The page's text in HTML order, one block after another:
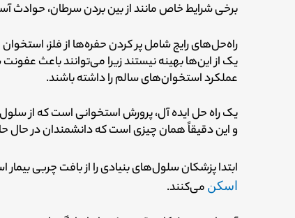
برخی شرایط خاص مانند از بین بردن سرطان، حوادث
راه‌حل‌های رایج شامل پر کردن حفره‌ها از فلز،
یک از این‌ها بهینه نیستند زیرا می‌توانند باعث
عملکرد استخوان‌های سالم را داشته باشند.
یک راه حل ایده آل، پرورش استخوانی است که از
و این دقیقاً همان چیزی است که دانشمندان در حال
ابتدا پزشکان سلول‌های بنیادی را از بافت چربی
اسکن می‌کنند.